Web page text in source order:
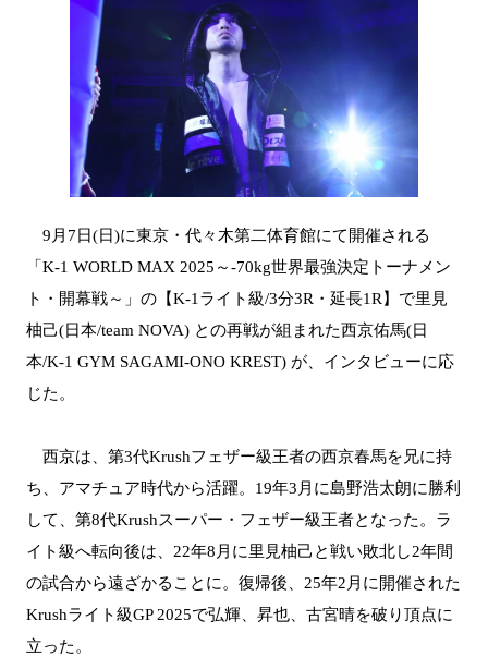
9月7日(日)に東京・代々木第二体育館にて開催される
「K-1 WORLD MAX 2025～-70kg世界最強決定トーナメン
ト・開幕戦～」の【K-1ライト級/3分3R・延長1R】で里見
柚己(日本/team NOVA) との再戦が組まれた西京佑馬(日
本/K-1 GYM SAGAMI-ONO KREST) が、インタビューに応
じた。
西京は、第3代Krushフェザー級王者の西京春馬を兄に持
ち、アマチュア時代から活躍。19年3月に島野浩太朗に勝利
して、第8代Krushスーパー・フェザー級王者となった。ラ
イト級へ転向後は、22年8月に里見柚己と戦い敗北し2年間
の試合から遠ざかることに。復帰後、25年2月に開催された
Krushライト級GP 2025で弘輝、昇也、古宮晴を破り頂点に
立った。